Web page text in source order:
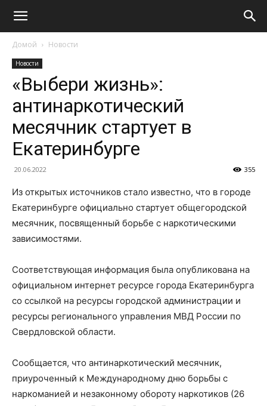
Домой Новости
Новости
«Выбери жизнь»:
антинаркотический
месячник стартует в
Екатеринбурге
20.06.2022 355
Из открытых источников стало известно, что в городе
Екатеринбурге официально стартует общегородской
месячник, посвященный борьбе с наркотическими
зависимостями.
Соответствующая информация была опубликована на
официальном интернет ресурсе города Екатеринбурга
со ссылкой на ресурсы городской администрации и
ресурсы регионального управления МВД России по
Свердловской области.
Сообщается, что антинаркотический месячник,
приуроченный к Международному дню борьбы с
наркоманией и незаконному обороту наркотиков (26